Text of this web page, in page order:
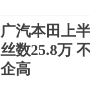
广汽本田上
丝数25.8万
企高